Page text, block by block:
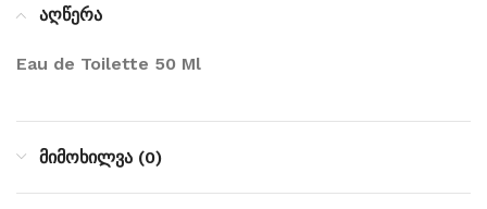
აღწერა
Eau de Toilette 50 Ml
მიმოხილვა (0)